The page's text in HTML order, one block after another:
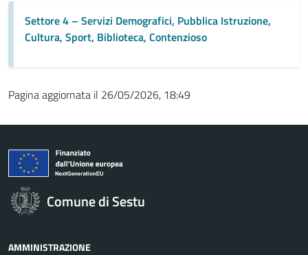
Settore 4 – Servizi Demografici, Pubblica Istruzione,
Cultura, Sport, Biblioteca, Contenzioso
Pagina aggiornata il 26/05/2026, 18:49
Comune di Sestu
AMMINISTRAZIONE